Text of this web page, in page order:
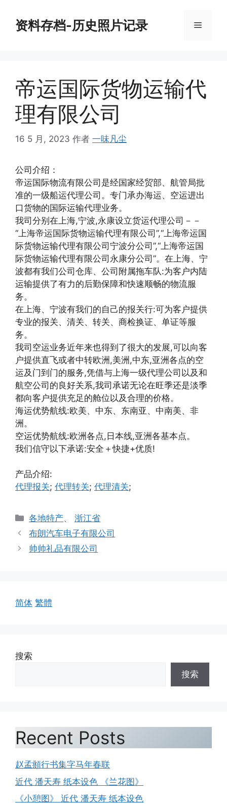
资料存档-历史照片记录 菜
帝运国际货物运输代
理有限公司
16 5 月, 2023 作者 一味凡尘
公司介绍：
帝运国际物流有限公司是经国家经贸部、航管局批
准的一级船运代理公司。专门承办海运、空运进出
口货物的国际运输代理业务。
我司分别在上海,宁波,永康设立货运代理公司－－
“上海帝运国际货物运输代理有限公司”,“上海帝运国
际货物运输代理有限公司宁波分公司”,“上海帝运国
际货物运输代理有限公司永康分公司”。在上海、宁
波都有我们公司仓库、公司附属拖车队:为客户内陆
运输提供了有力的后勤保障和快速顺畅的物流服
务。
在上海、宁波有我们的自己的报关行:可为客户提供
专业的报关、清关、转关、商检换证、单证等服
务。
我司空运业务近年来也得到了很大的发展,可以向客
户提供直飞或者中转欧洲,美洲,中东,亚洲各点的空
运及门到门的服务,凭借与上海一级代理公司以及和
航空公司的良好关系,我司承诺无论在旺季还是淡季
都向客户提供充足的舱位以及合理的价格。
海运优势航线:欧美、中东、东南亚、中南美、非
洲。
空运优势航线:欧洲各点,日本线,亚洲各基本点。
我们信守以下承诺:安全＋快捷+优质!
产品介绍:
代理报关; 代理转关; 代理清关;
分
类
各地特产、浙江省
布朗汽车电子有限公司
帅帅礼品有限公司
简体 繁體
搜索
搜索
Recent Posts
赵孟頫行书集字马年春联
近代 潘天寿 纸本设色 《兰花图》
《小憩图》 近代 潘天寿 纸本设色